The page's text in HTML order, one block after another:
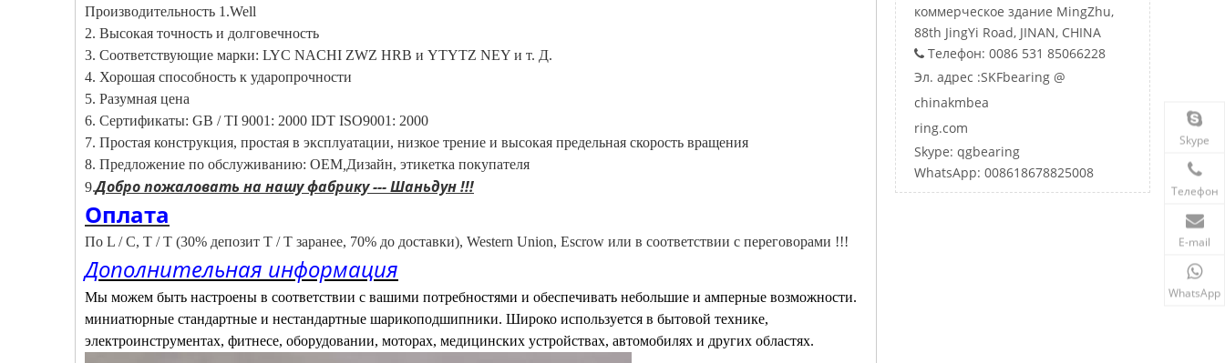
Производительность 1.Well
2. Высокая точность и долговечность
3. Соответствующие марки: LYC NACHI ZWZ HRB и YTYTZ NEY и т. Д.
4. Хорошая способность к ударопрочности
5. Разумная цена
6. Сертификаты: GB / TI 9001: 2000 IDT ISO9001: 2000
7. Простая конструкция, простая в эксплуатации, низкое трение и высокая предельная скорость вращения
8. Предложение по обслуживанию: OEM Дизайн, этикетка покупателя
9.Добро пожаловать на нашу фабрику --- Шаньдун !!!
Оплата
По L / C, T / T (30% депозит T / T заранее, 70% до доставки), Western Union, Escrow или в соответствии с переговорами !!!
Дополнительная информация
Мы можем быть настроены в соответствии с вашими потребностями и обеспечивать небольшие и амперные возможности.
миниатюрные стандартные и нестандартные шарикоподшипники. Широко используется в бытовой технике,
электроинструментах, фитнесе, оборудовании, моторах, медицинских устройствах, автомобилях и других областях.
коммерческое здание MingZhu,
88th JingYi Road, JINAN, CHINA
 Телефон: 0086 531 85066228
Эл. адрес :SKFbearing @
chinakmbea
ring.com
Skype: qgbearing
WhatsApp: 008618678825008
Skype
Телефон
E-mail
WhatsApp